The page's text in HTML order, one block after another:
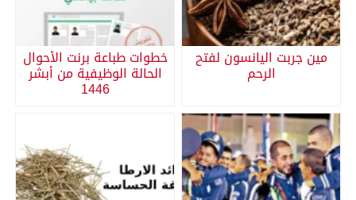
مين جربت اليانسون لفتح
الرحم
خطوات طباعة برنت الأحوال
الحالة الوظيفية من أبشر
1446